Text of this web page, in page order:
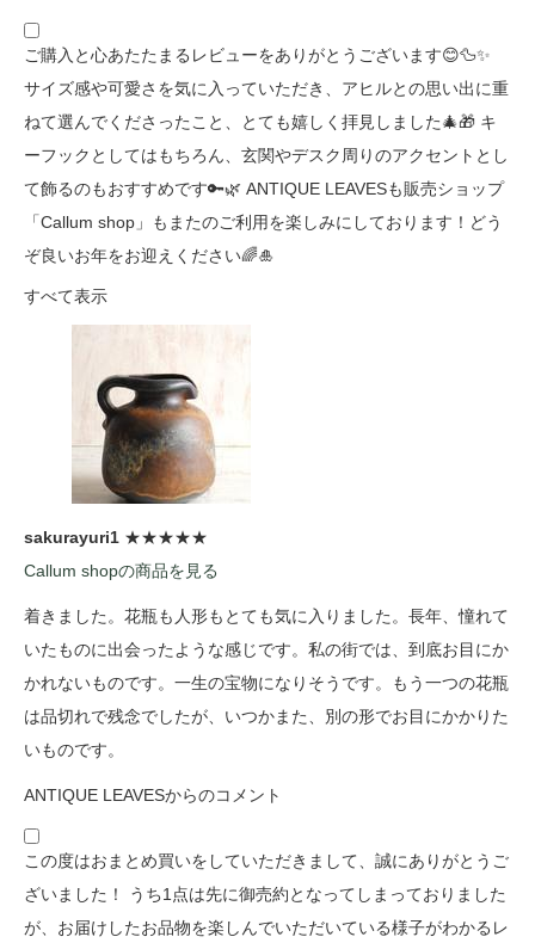
ご購入と心あたたまるレビューをありがとうございます😊🦆✨
サイズ感や可愛さを気に入っていただき、アヒルとの思い出に重
ねて選んでくださったこと、とても嬉しく拝見しました🎄🎁 キ
ーフックとしてはもちろん、玄関やデスク周りのアクセントとし
て飾るのもおすすめです🔑🌿 ANTIQUE LEAVESも販売ショップ
「Callum shop」もまたのご利用を楽しみにしております！どう
ぞ良いお年をお迎えください🌈🎍
すべて表示
sakurayuri1 ★★★★★
Callum shopの商品を見る
着きました。花瓶も人形もとても気に入りました。長年、憧れて
いたものに出会ったような感じです。私の街では、到底お目にか
かれないものです。一生の宝物になりそうです。もう一つの花瓶
は品切れで残念でしたが、いつかまた、別の形でお目にかかりた
いものです。
ANTIQUE LEAVESからのコメント
この度はおまとめ買いをしていただきまして、誠にありがとうご
ざいました！ うち1点は先に御売約となってしまっておりました
が、お届けしたお品物を楽しんでいただいている様子がわかるレ